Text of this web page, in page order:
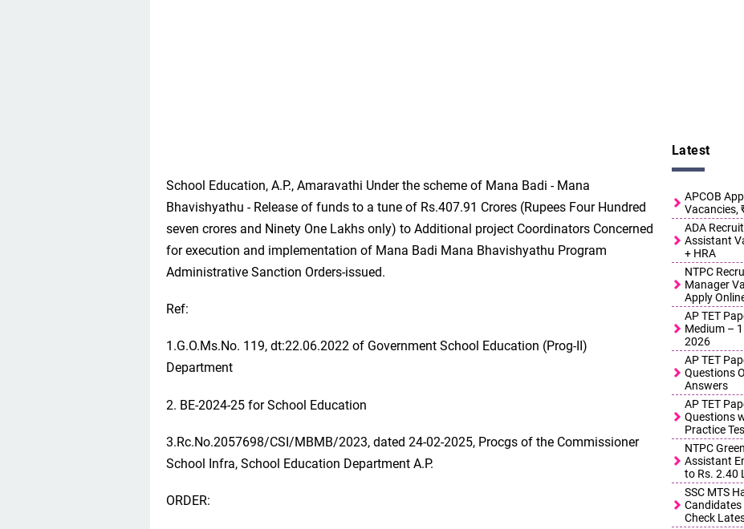
School Education, A.P., Amaravathi Under the scheme of Mana Badi - Mana
Bhavishyathu - Release of funds to a tune of Rs.407.91 Crores (Rupees Four Hundred
seven crores and Ninety One Lakhs only) to Additional project Coordinators Concerned
for execution and implementation of Mana Badi Mana Bhavishyathu Program
Administrative Sanction Orders-issued.
Ref:
1.G.O.Ms.No. 119, dt:22.06.2022 of Government School Education (Prog-II)
Department
2. BE-2024-25 for School Education
3.Rc.No.2057698/CSI/MBMB/2023, dated 24-02-2025, Procgs of the Commissioner
School Infra, School Education Department A.P.
ORDER:
Latest
APCOB
Vacancies,
ADA
Assistant
+ HRA
NTPC
Manager
Apply
AP TET
Medium –
2026
AP TET
Questions
Answers
AP TET
Questions
Practice
NTPC
Assistant
to Rs. 2.40
SSC MTS
Candidates
Check